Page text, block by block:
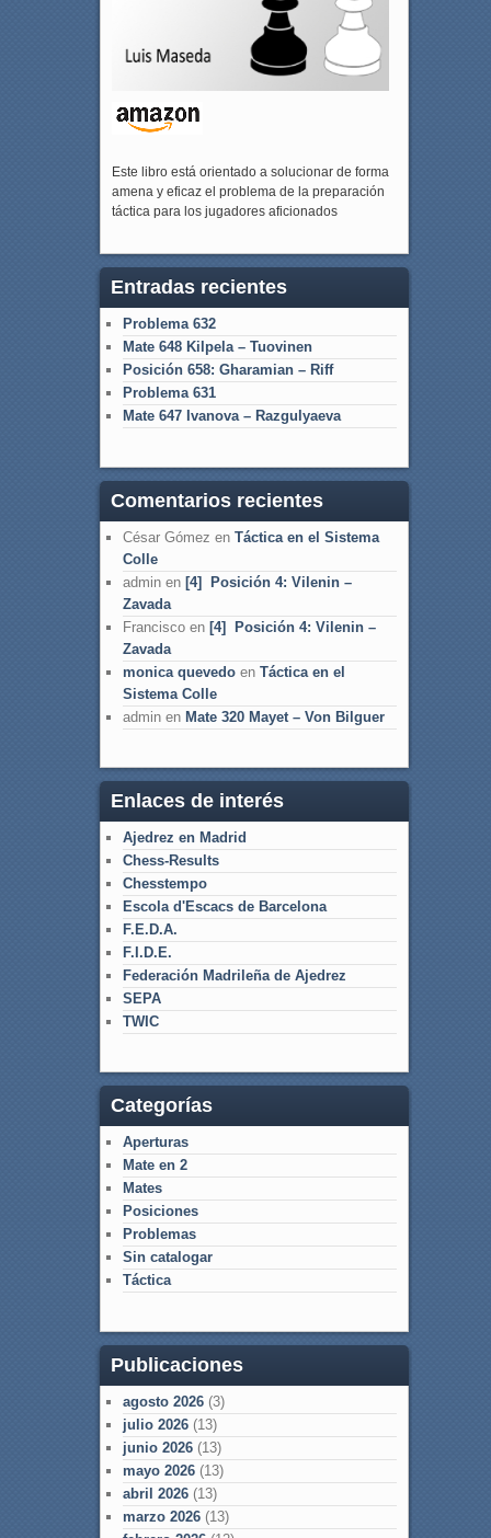
Este libro está orientado a solucionar de forma
amena y eficaz el problema de la preparación
táctica para los jugadores aficionados
Entradas recientes
Problema 632
Mate 648 Kilpela – Tuovinen
Posición 658: Gharamian – Riff
Problema 631
Mate 647 Ivanova – Razgulyaeva
Comentarios recientes
César Gómez en Táctica en el Sistema
Colle
adminen [4] Posición 4: Vilenin –
Zavada
Franciscoen [4] Posición 4: Vilenin –
Zavada
monica quevedoen Táctica en el
Sistema Colle
adminen Mate 320 Mayet – Von Bilguer
Enlaces de interés
Ajedrez en Madrid
Chess-Results
Chesstempo
Escola d'Escacs de Barcelona
F.E.D.A.
F.I.D.E.
Federación Madrileña de Ajedrez
SEPA
TWIC
Categorías
Aperturas
Mate en 2
Mates
Posiciones
Problemas
Sin catalogar
Táctica
Publicaciones
agosto 2026(3)
julio 2026(13)
junio 2026(13)
mayo 2026(13)
abril 2026(13)
marzo 2026(13)